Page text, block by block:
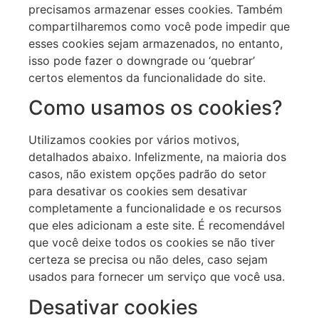
precisamos armazenar esses cookies. Também
compartilharemos como você pode impedir que
esses cookies sejam armazenados, no entanto,
isso pode fazer o downgrade ou ‘quebrar’
certos elementos da funcionalidade do site.
Como usamos os cookies?
Utilizamos cookies por vários motivos,
detalhados abaixo. Infelizmente, na maioria dos
casos, não existem opções padrão do setor
para desativar os cookies sem desativar
completamente a funcionalidade e os recursos
que eles adicionam a este site. É recomendável
que você deixe todos os cookies se não tiver
certeza se precisa ou não deles, caso sejam
usados para fornecer um serviço que você usa.
Desativar cookies